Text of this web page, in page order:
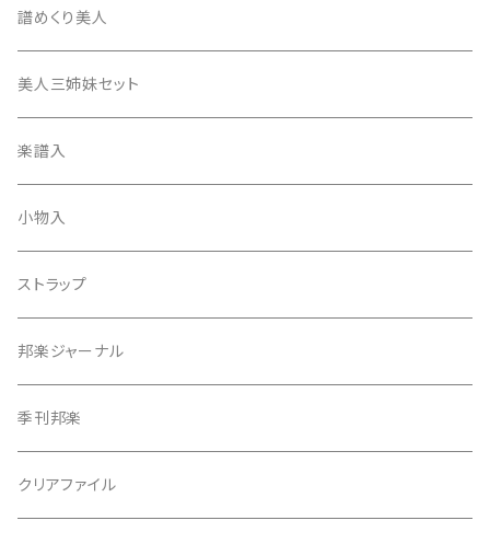
地唄撥
撥滑り止めゴム
ひざゴム・胴ゴム・おひざもと
天神袋
天神巾着
指すり
つぼシール
撥皮・撥皮のり
胴板
譜めくり美人
美人三姉妹セット
楽譜入
小物入
ストラップ
邦楽ジャーナル
季刊邦楽
クリアファイル